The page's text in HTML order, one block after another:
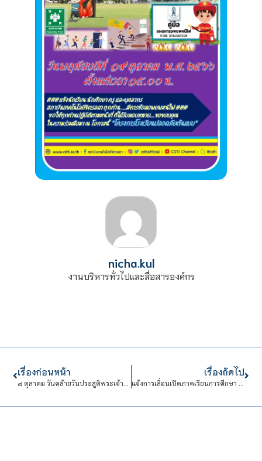
nicha.kul
งานบริหารทั่วไปและสื่อสารองค์กร
เรื่องก่อนหน้า
๘ ตุลาคม วันคล้ายวันประสูติพระเจ้าวรวงศ์เธอ พระองค์เจ้าสิริภาจุฑาภรณ์
เรื่องถัดไป
แจ้งการเลื่อนเปิดภาคเรียนการศึกษา ภาคเรียนที่ 2/2566 ระดับ ปวช. และ ระดับ ปวส.